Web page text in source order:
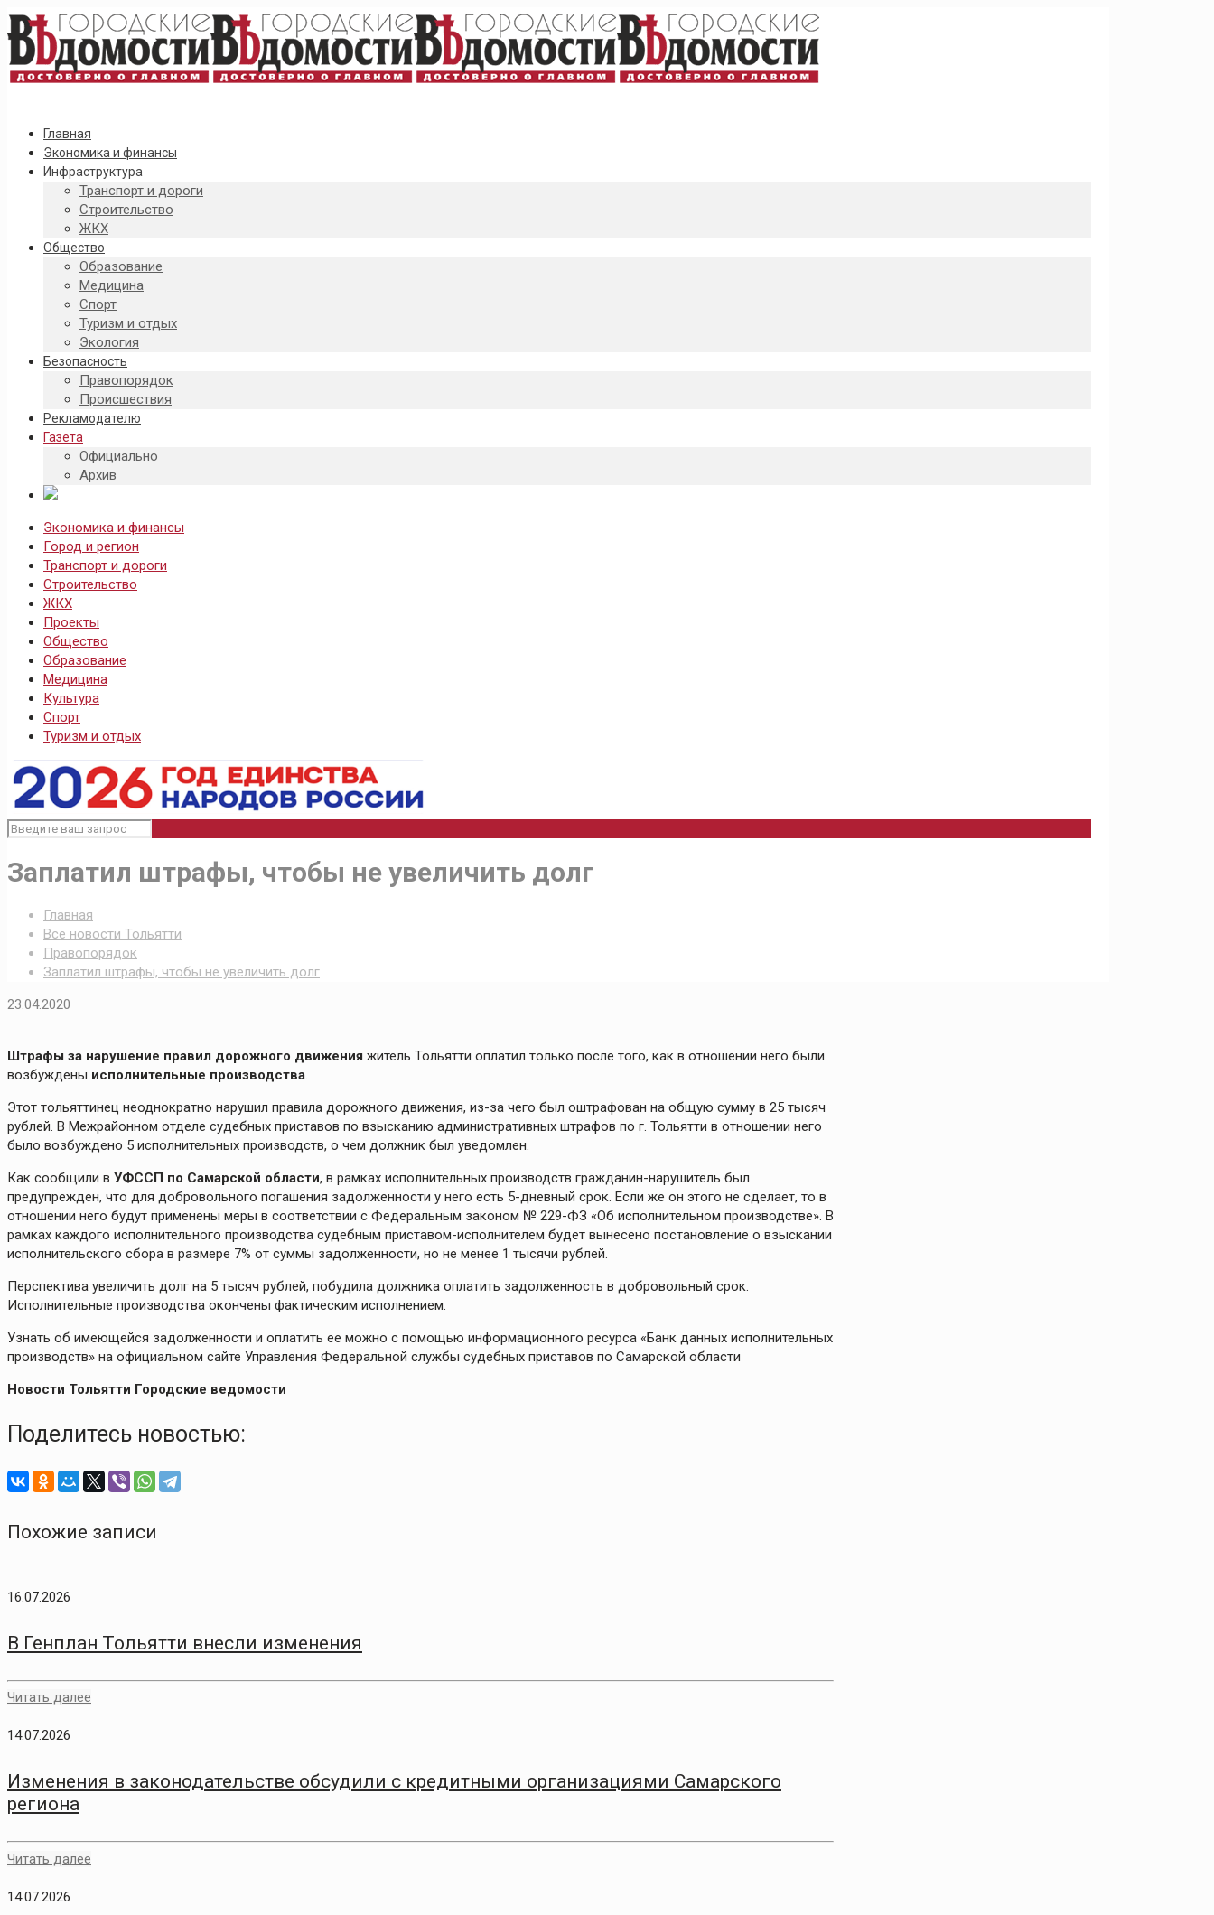
Главная
Экономика и финансы
Инфраструктура
Транспорт и дороги
Строительство
ЖКХ
Общество
Образование
Медицина
Спорт
Туризм и отдых
Экология
Безопасность
Правопорядок
Происшествия
Рекламодателю
Газета
Официально
Архив
Экономика и финансы
Город и регион
Транспорт и дороги
Строительство
ЖКХ
Проекты
Общество
Образование
Медицина
Культура
Спорт
Туризм и отдых
Заплатил штрафы, чтобы не увеличить долг
Главная
Все новости Тольятти
Правопорядок
Заплатил штрафы, чтобы не увеличить долг
23.04.2020
Штрафы за нарушение правил дорожного движения житель Тольятти оплатил только после того, как в отношении него были
возбуждены исполнительные производства.
Этот тольяттинец неоднократно нарушил правила дорожного движения, из-за чего был оштрафован на общую сумму в 25 тысяч
рублей. В Межрайонном отделе судебных приставов по взысканию административных штрафов по г. Тольятти в отношении него
было возбуждено 5 исполнительных производств, о чем должник был уведомлен.
Как сообщили в УФССП по Самарской области, в рамках исполнительных производств гражданин-нарушитель был
предупрежден, что для добровольного погашения задолженности у него есть 5-дневный срок. Если же он этого не сделает, то в
отношении него будут применены меры в соответствии с Федеральным законом № 229-ФЗ «Об исполнительном производстве». В
рамках каждого исполнительного производства судебным приставом-исполнителем будет вынесено постановление о взыскании
исполнительского сбора в размере 7% от суммы задолженности, но не менее 1 тысячи рублей.
Перспектива увеличить долг на 5 тысяч рублей, побудила должника оплатить задолженность в добровольный срок.
Исполнительные производства окончены фактическим исполнением.
Узнать об имеющейся задолженности и оплатить ее можно с помощью информационного ресурса «Банк данных исполнительных
производств» на официальном сайте Управления Федеральной службы судебных приставов по Самарской области
Новости Тольятти Городские ведомости
Поделитесь новостью:
Похожие записи
16.07.2026
В Генплан Тольятти внесли изменения
Читать далее
14.07.2026
Изменения в законодательстве обсудили с кредитными организациями Самарского
региона
Читать далее
14.07.2026